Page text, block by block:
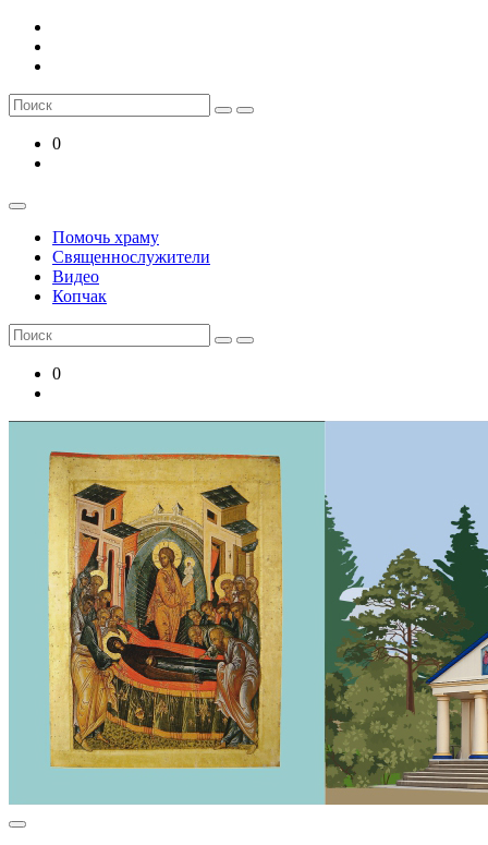
Skip
content
Search
for:
0
Помочь храму
Священнослужители
Видео
Копчак
Search
for:
0